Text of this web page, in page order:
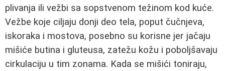
plivanja ili vežbi sa sopstvenom težinom kod kuće.
Vežbe koje ciljaju donji deo tela, poput čučnjeva,
iskoraka i mostova, posebno su korisne jer jačaju
mišiće butina i gluteusa, zatežu kožu i poboljšavaju
cirkulaciju u tim zonama. Kada se mišići toniraju,